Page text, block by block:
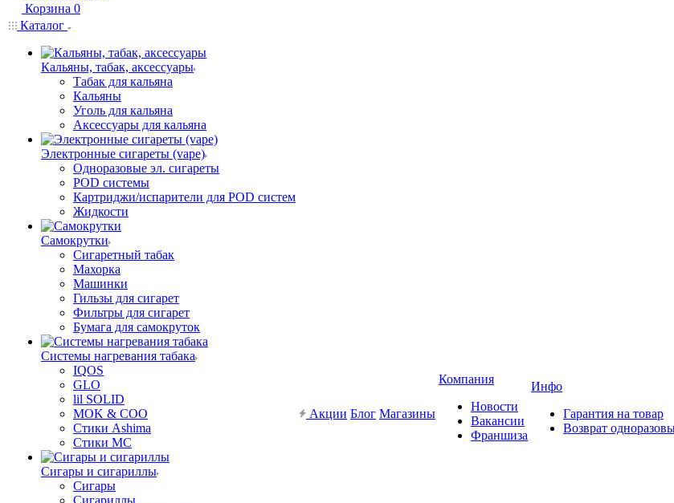
Корзина 0
Каталог
Кальяны, табак, аксессуары
Табак для кальяна
Кальяны
Уголь для кальяна
Аксессуары для кальяна
Электронные сигареты (vape)
Одноразовые эл. сигареты
POD системы
Картриджи/испарители для POD систем
Жидкости
Самокрутки
Сигаретный табак
Махорка
Машинки
Гильзы для сигарет
Фильтры для сигарет
Бумага для самокруток
Системы нагревания табака
IQOS
GLO
lil SOLID
MOK & COO
Стики Ashima
Стики MC
Сигары и сигариллы
Сигары
Сигариллы
Акции Блог Магазины
Компания
Новости
Вакансии
Франшиза
Инфо
Гарантия на товар
Возврат